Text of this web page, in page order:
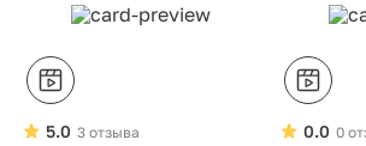
3 отзыва
5.0
0
0.0